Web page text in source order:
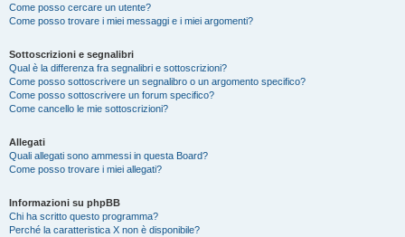
Come posso cercare un utente?
Come posso trovare i miei messaggi e i miei argomenti?
Sottoscrizioni e segnalibri
Qual è la differenza fra segnalibri e sottoscrizioni?
Come posso sottoscrivere un segnalibro o un argomento specifico?
Come posso sottoscrivere un forum specifico?
Come cancello le mie sottoscrizioni?
Allegati
Quali allegati sono ammessi in questa Board?
Come posso trovare i miei allegati?
Informazioni su phpBB
Chi ha scritto questo programma?
Perché la caratteristica X non è disponibile?